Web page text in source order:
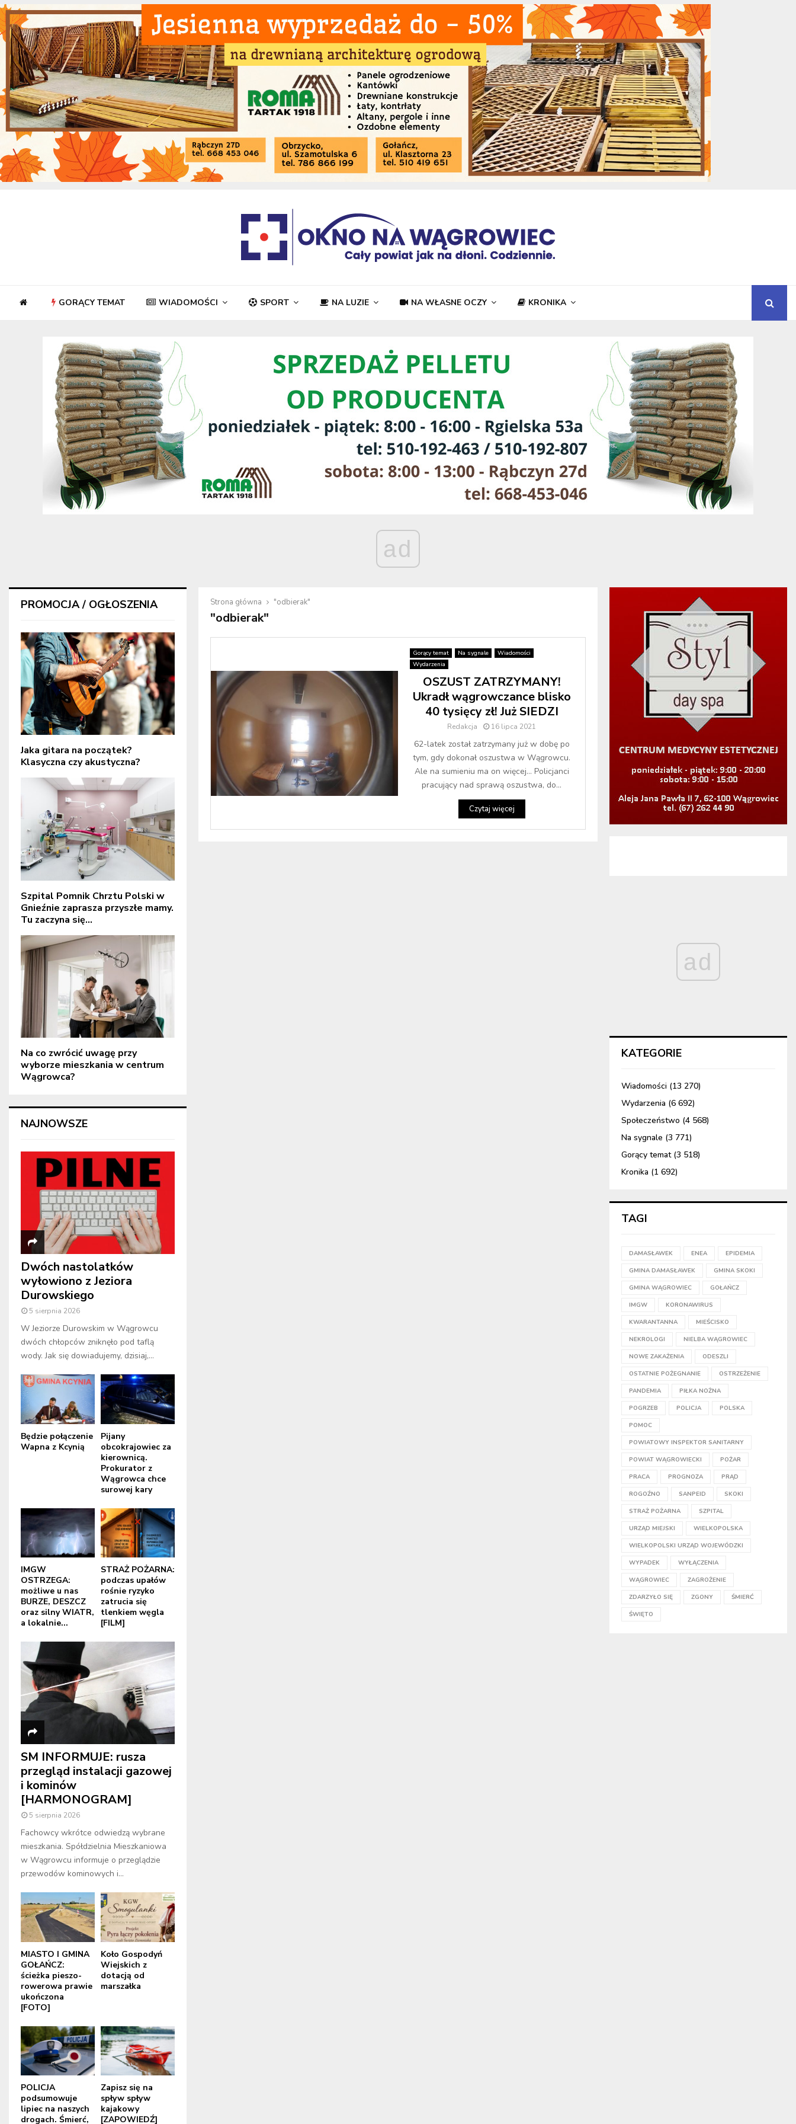
GORĄCY TEMAT WIADOMOŚCI SPORT NA LUZIE NA WŁASNE OCZY KRONIKA
ad
Strona główna "odbierak"
"odbierak"
Gorący temat Na sygnale
Wiadomości
Wydarzenia
OSZUST ZATRZYMANY!
Ukradł wągrowczance blisko
40 tysięcy zł! Już SIEDZI
Redakcja 16 lipca 2021
62-latek został zatrzymany już w dobę po
tym, gdy dokonał oszustwa w Wągrowcu.
Ale na sumieniu ma on więcej… Policjanci
pracujący nad sprawą oszustwa, do...
Czytaj więcej
PROMOCJA / OGŁOSZENIA
Jaka gitara na początek?
Klasyczna czy akustyczna?
Szpital Pomnik Chrztu Polski w
Gnieźnie zaprasza przyszłe mamy.
Tu zaczyna się...
Na co zwrócić uwagę przy
wyborze mieszkania w centrum
Wągrowca?
NAJNOWSZE
Dwóch nastolatków
wyłowiono z Jeziora
Durowskiego
5 sierpnia 2026
W Jeziorze Durowskim w Wągrowcu
dwóch chłopców zniknęło pod taflą
wody. Jak się dowiadujemy, dzisiaj,...
Będzie połączenie
Wapna z Kcynią
Pijany
obcokrajowiec za
kierownicą.
Prokurator z
Wągrowca chce
surowej kary
IMGW
OSTRZEGA:
możliwe u nas
BURZE, DESZCZ
oraz silny WIATR,
a lokalnie...
STRAŻ POŻARNA:
podczas upałów
rośnie ryzyko
zatrucia się
tlenkiem węgla
[FILM]
SM INFORMUJE: rusza
przegląd instalacji gazowej
i kominów
[HARMONOGRAM]
5 sierpnia 2026
Fachowcy wkrótce odwiedzą wybrane
mieszkania. Spółdzielnia Mieszkaniowa
w Wągrowcu informuje o przeglądzie
przewodów kominowych i...
MIASTO I GMINA
GOŁAŃCZ:
ścieżka pieszo-
rowerowa prawie
ukończona
[FOTO]
Koło Gospodyń
Wiejskich z
dotacją od
marszałka
POLICJA
podsumowuje
lipiec na naszych
drogach. Śmierć,
Zapisz się na
spływ spływ
kajakowy
[ZAPOWIEDŹ]
ad
KATEGORIE
Wiadomości (13 270)
Wydarzenia (6 692)
Społeczeństwo (4 568)
Na sygnale (3 771)
Gorący temat(3 518)
Kronika (1 692)
TAGI
DAMASŁAWEK ENEA EPIDEMIA
GMINA DAMASŁAWEK GMINA SKOKI
GMINA WĄGROWIEC GOŁAŃCZ
IMGW KORONAWIRUS
KWARANTANNA MIEŚCISKO
NEKROLOGI NIELBA WĄGROWIEC
NOWE ZAKAŻENIA ODESZLI
OSTATNIE POŻEGNANIE OSTRZEŻENIE
PANDEMIA PIŁKA NOŻNA
POGRZEB POLICJA POLSKA
POMOC
POWIATOWY INSPEKTOR SANITARNY
POWIAT WĄGROWIECKI POŻAR
PRACA PROGNOZA PRĄD
ROGOŹNO SANPEID SKOKI
STRAŻ POŻARNA SZPITAL
URZĄD MIEJSKI WIELKOPOLSKA
WIELKOPOLSKI URZĄD WOJEWÓDZKI
WYPADEK WYŁĄCZENIA
WĄGROWIEC ZAGROŻENIE
ZDARZYŁO SIĘ ZGONY ŚMIERĆ
ŚWIĘTO